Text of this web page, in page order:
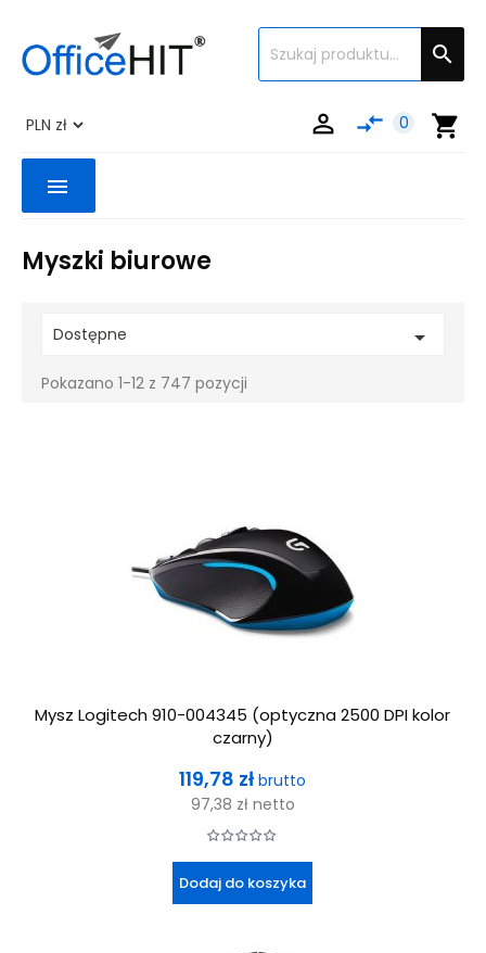

shopping_cart
compare_arrows 0

menu
Myszki biurowe
Dostępne 
Pokazano 1-12 z 747 pozycji
Mysz Logitech 910-004345 (optyczna 2500 DPI kolor
czarny)
Cena
119,78 zł brutto
97,38 zł netto
Dodaj do koszyka